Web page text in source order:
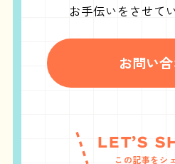
お手伝いをさせて
お問い
LET’S
この記事をシ